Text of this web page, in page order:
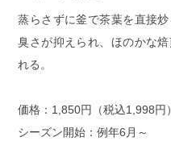
蒸らさずに釜で茶葉を直接
臭さが抑えられ、ほのかな
れる。
価格：1,850円（税込1,998円）
シーズン開始：例年6月～